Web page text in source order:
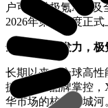
户可通过极氪APP
2026年第二季度正
全矩阵协同发力，
长期以来，全球高
捷等海外品牌掌控
华市场的核心护城河